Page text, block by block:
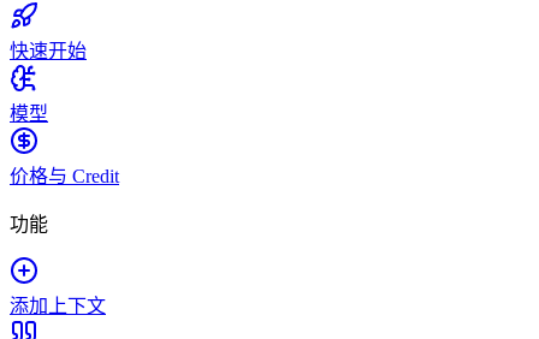
快速开始
模型
价格与 Credit
功能
添加上下文